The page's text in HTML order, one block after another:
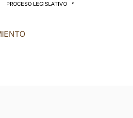
PROCESO LEGISLATIVO